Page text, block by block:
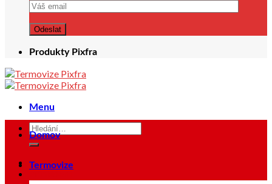
Produkty Pixfra
Menu
Hledat:
Domov
Termovize